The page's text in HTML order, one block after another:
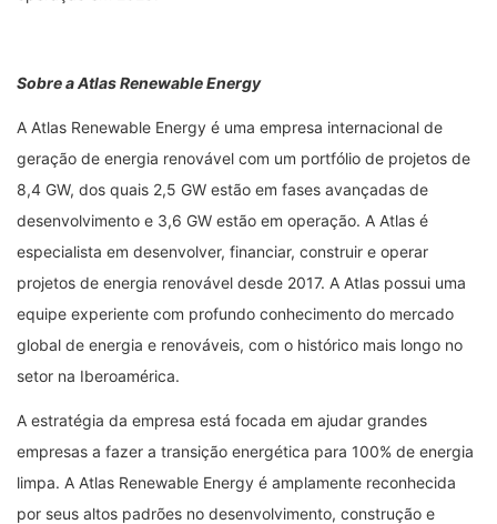
Sobre a Atlas Renewable Energy
A Atlas Renewable Energy é uma empresa internacional de
geração de energia renovável com um portfólio de projetos de
8,4 GW, dos quais 2,5 GW estão em fases avançadas de
desenvolvimento e 3,6 GW estão em operação. A Atlas é
especialista em desenvolver, financiar, construir e operar
projetos de energia renovável desde 2017. A Atlas possui uma
equipe experiente com profundo conhecimento do mercado
global de energia e renováveis, com o histórico mais longo no
setor na Iberoamérica.
A estratégia da empresa está focada em ajudar grandes
empresas a fazer a transição energética para 100% de energia
limpa. A Atlas Renewable Energy é amplamente reconhecida
por seus altos padrões no desenvolvimento, construção e